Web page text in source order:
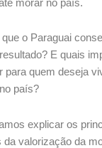
morar no país.
o Paraguai
E quais
para quem deseja
país?
explicar os
da valorização da